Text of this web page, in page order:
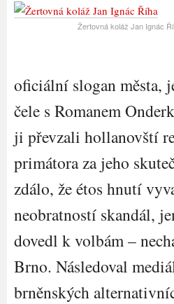
Žertovná koláž Jan Ignác
oficiální slogan města,
čele s Romanem
ji převzali hollanovští
primátora za jeho
zdálo, že étos hnutí
neobratností skandál,
dovedl k volbám –
Brno. Následoval
brněnských